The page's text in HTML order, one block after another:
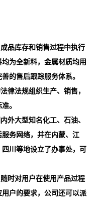
品库存和销售过程中执行
为全新料， 金属材质均用
的售后跟踪服务体系。
律法规组织生产、销售，
。
外大型知名化工、石油、
务网络，并在内蒙、江
川等地设立了办事处，可
时对用户在使用产品过程
户的要求，公司还可以派